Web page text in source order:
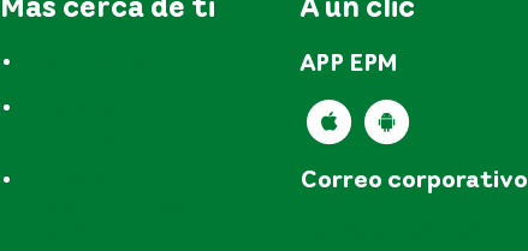
APP EPM
Correo corporativo